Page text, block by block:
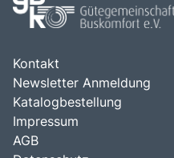
Kontakt
Newsletter Anmeldung
Katalogbestellung
Impressum
AGB